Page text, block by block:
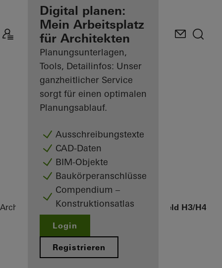
Ihre Vorteile als
angemeldeter
Architekt
Mein
Arbeitsplatz
kennenlernen
Digital planen:
Mein Arbeitsplatz
für Architekten
Planungsunterlagen,
Tools, Detailinfos: Unser
ganzheitlicher Service
sorgt für einen optimalen
Planungsablauf.
Ausschreibungstexte
CAD-Daten
BIM-Objekte
Baukörperanschlüsse
Compendium –
Konstruktionsatlas
Login
Registrieren
Architekten ReferenzenHumboldthafen Baufeld H3/H4